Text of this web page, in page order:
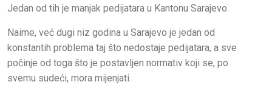
Jedan od tih je manjak pedijatara u Kantonu Sarajevo.
Naime, već dugi niz godina u Sarajevo je jedan od
konstantih problema taj što nedostaje pedijatara, a sve
počinje od toga što je postavljen normativ koji se, po
svemu sudeći, mora mijenjati.